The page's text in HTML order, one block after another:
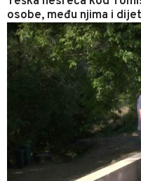
osobe, među njima i